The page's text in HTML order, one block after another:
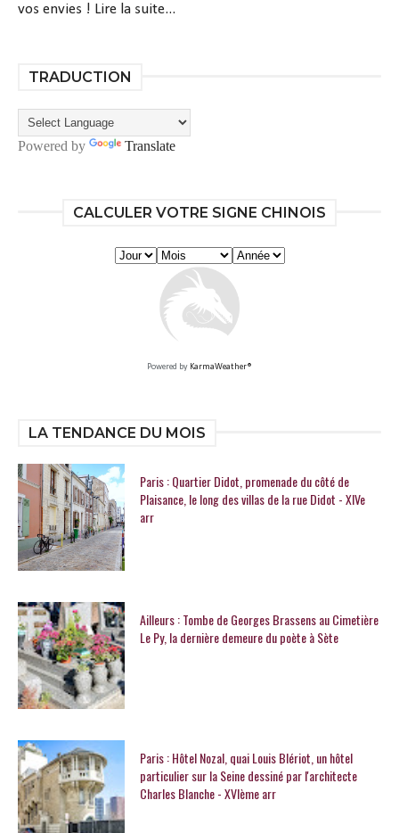
vos envies ! Lire la suite...
TRADUCTION
Powered by Translate
CALCULER VOTRE SIGNE CHINOIS
Powered by KarmaWeather®
LA TENDANCE DU MOIS
Paris : Quartier Didot, promenade du côté de
Plaisance, le long des villas de la rue Didot - XIVe
arr
Ailleurs : Tombe de Georges Brassens au Cimetière
Le Py, la dernière demeure du poète à Sète
Paris : Hôtel Nozal, quai Louis Blériot, un hôtel
particulier sur la Seine dessiné par l'architecte
Charles Blanche - XVIème arr